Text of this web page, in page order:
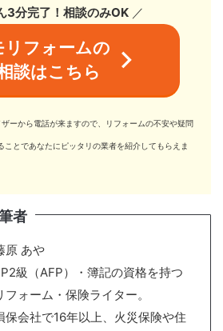
3分完了！相談のみOK／
リフォームの
談はこちら
ーから電話が来ますので、リフォームの不安や疑問
ことであなたにピッタリの業者を紹介してもらえま
者
原 あや
級（AFP）・簿記の資格を持つ
フォーム・保険ライター。
保会社で16年以上、火災保険や住